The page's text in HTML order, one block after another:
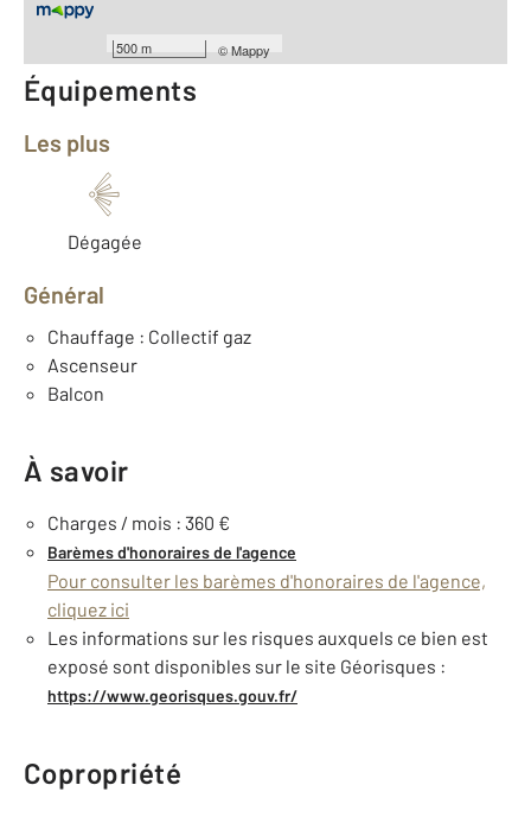
500 m ©Mappy
Année construction : 1975
Équipements
Les plus
Dégagée
Général
Chauffage : Collectif gaz
Ascenseur
Balcon
À savoir
Charges / mois : 360 €
Barèmes d'honoraires de l'agence
Pour consulter les barèmes d'honoraires de l'agence,
cliquez ici
Les informations sur les risques auxquels ce bien est
exposé sont disponibles sur le site Géorisques :
https://www.georisques.gouv.fr/
Copropriété